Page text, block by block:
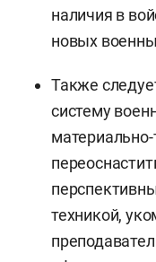
наличия в
новых
Также
систему
техникой,